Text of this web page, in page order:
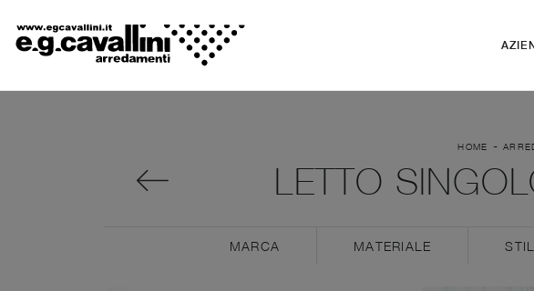
HOME -
LETTO
MARCA MATERIALE